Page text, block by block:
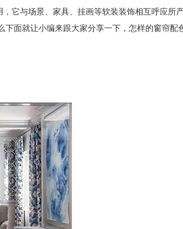
它与场景、家具、挂画等软装装饰相互呼应所
面就让小编来跟大家分享一下，怎样的窗帘配